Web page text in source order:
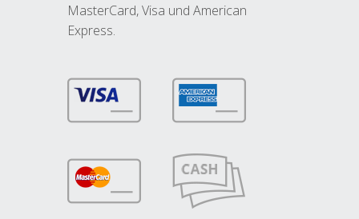
MasterCard, Visa und American
Express.